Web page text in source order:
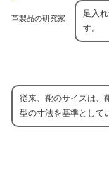
革製品の研究家
足入
す。
従来、靴のサイズは、
型の寸法を基準として